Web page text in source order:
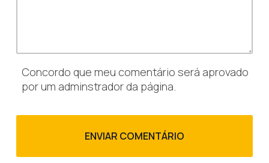
Concordo que meu comentário será aprovado
por um adminstrador da página.